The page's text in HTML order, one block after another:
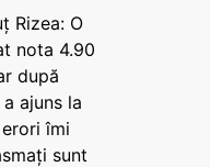
Rizea: O
nota 4.90
după
ajuns la
îmi
sunt